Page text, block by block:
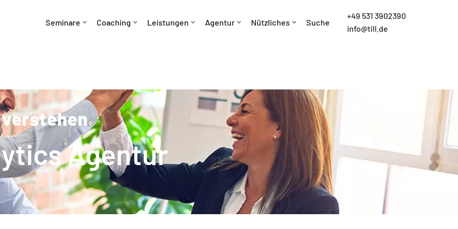
Seminare Coaching Leistungen Agentur Nützliches Suche
+49 531 3902390
info@till.de
Agentur